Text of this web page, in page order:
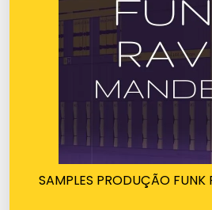
SAMPLES PRODUÇÃO FUNK